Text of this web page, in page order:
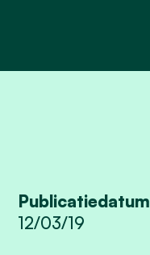
Publicatiedatum
12/03/19